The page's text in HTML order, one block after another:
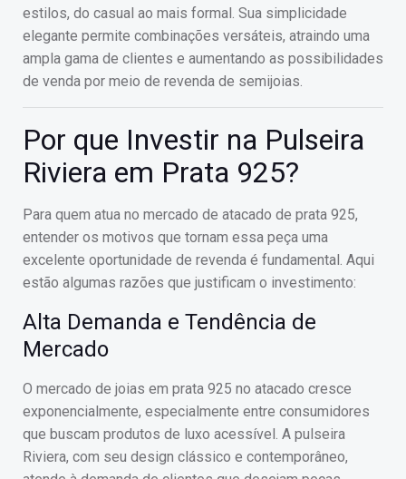
estilos, do casual ao mais formal. Sua simplicidade
elegante permite combinações versáteis, atraindo uma
ampla gama de clientes e aumentando as possibilidades
de venda por meio de revenda de semijoias.
Por que Investir na Pulseira
Riviera em Prata 925?
Para quem atua no mercado de atacado de prata 925,
entender os motivos que tornam essa peça uma
excelente oportunidade de revenda é fundamental. Aqui
estão algumas razões que justificam o investimento:
Alta Demanda e Tendência de
Mercado
O mercado de joias em prata 925 no atacado cresce
exponencialmente, especialmente entre consumidores
que buscam produtos de luxo acessível. A pulseira
Riviera, com seu design clássico e contemporâneo,